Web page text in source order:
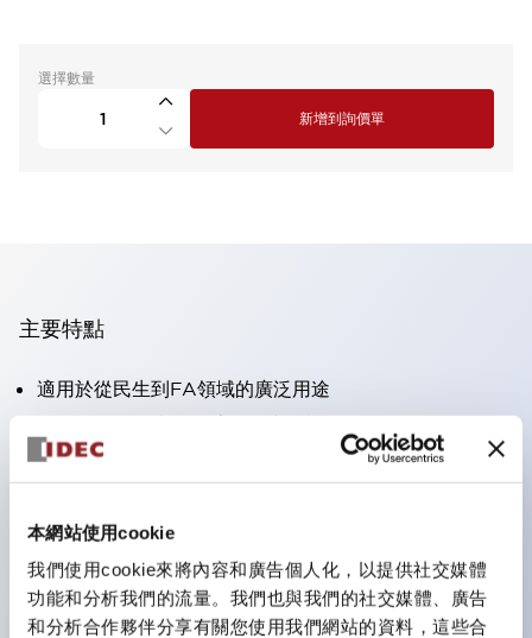
本網站使用cookie
我們使用cookie來將內容和廣告個人化，以提供社交媒體
功能和分析我們的流量。我們也與我們的社交媒體、廣告
和分析合作夥伴分享有關您使用我們網站的資料，這些合
選擇數量
新增到詢價單
主要特點
適用於從民生到FA領域的廣泛用途
防護結構具備IP40和IP65等級。（IEC 60529）
認證（不含指示燈）。
可使用專用配件輕鬆更換為Φ22閃光輪廓